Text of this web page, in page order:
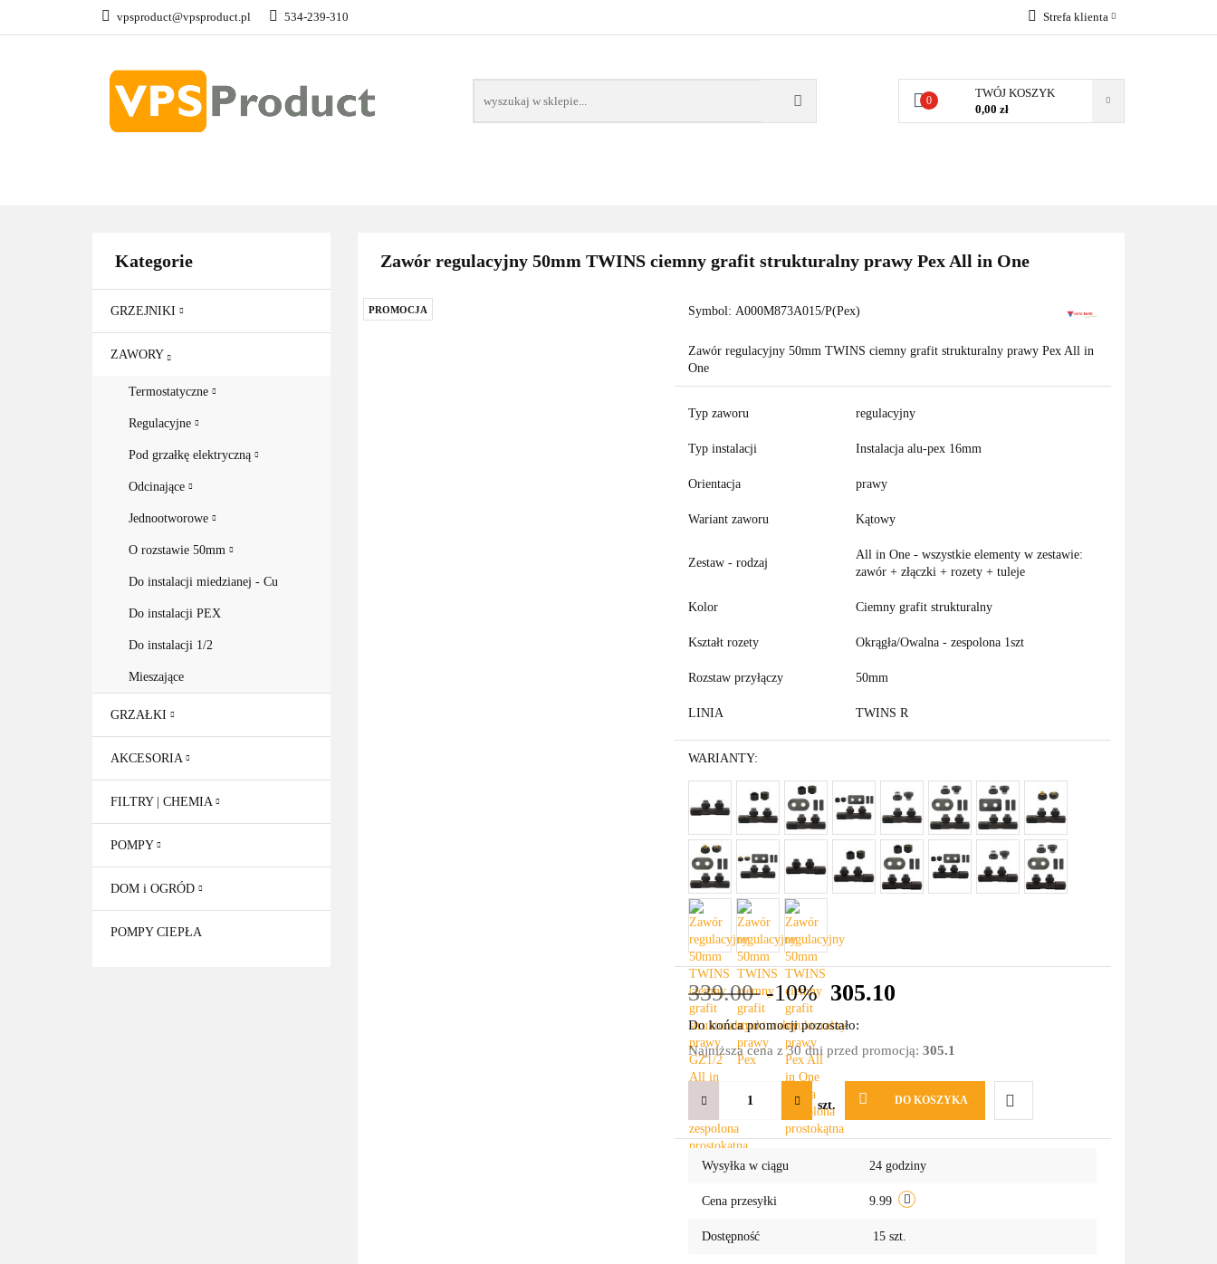
vpsproduct@vpsproduct.pl 534-239-310 Strefa klienta
Zarejestruj się
0
TWÓJ KOSZYK
0,00 zł
GRZEJNIKI
Kategorie
GRZEJNIKI
ZAWORY
Termostatyczne
Regulacyjne
Pod grzałkę elektryczną
Odcinające
Jednootworowe
O rozstawie 50mm
Do instalacji miedzianej - Cu
Do instalacji PEX
Do instalacji 1/2
Mieszające
GRZAŁKI
AKCESORIA
FILTRY | CHEMIA
POMPY
DOM i OGRÓD
POMPY CIEPŁA
Zawór regulacyjny 50mm TWINS ciemny grafit strukturalny prawy Pex All in One
PROMOCJA Symbol:A000M873A015/P(Pex)
Zawór regulacyjny 50mm TWINS ciemny grafit strukturalny prawy Pex All in
One
Typ zaworu regulacyjny
Typ instalacji Instalacja alu-pex 16mm
Orientacja prawy
Wariant zaworu Kątowy
Zestaw - rodzaj
All in One - wszystkie elementy w zestawie:
zawór + złączki + rozety + tuleje
Kolor Ciemny grafit strukturalny
Kształt rozety Okrągła/Owalna - zespolona 1szt
Rozstaw przyłączy 50mm
LINIA TWINS R
WARIANTY:
339.00 -10% 305.10
Do końca promocji pozostało:
Najniższa cena z 30 dni przed promocją:305.1
szt. DO KOSZYKA
Do
Wysyłka w ciągu 24 godziny
Cena przesyłki 9.99
Dostępność 15 szt.